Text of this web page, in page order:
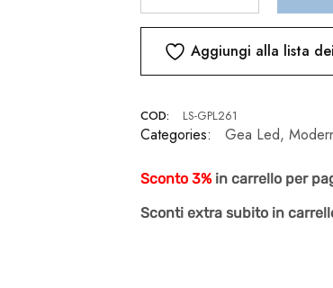
Aggiungi alla lista
COD: LS-GPL261
Categories: Gea Led,
Sconto 3%in carrello per
Sconti extra subito in